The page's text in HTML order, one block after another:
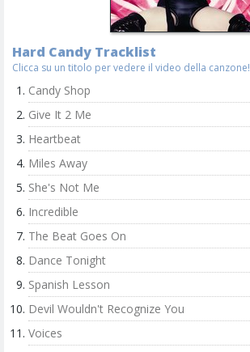
Hard Candy Tracklist
Clicca su un titolo per vedere il video della canzone!
Candy Shop
Give It 2 Me
Heartbeat
Miles Away
She's Not Me
Incredible
The Beat Goes On
Dance Tonight
Spanish Lesson
Devil Wouldn't Recognize You
Voices